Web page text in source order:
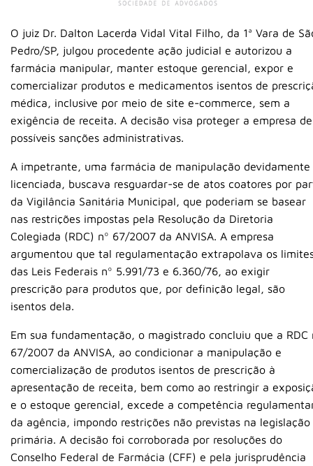
O juiz Dr. Dalton Lacerda Vidal Vital Filho, da 1ª Vara de
Pedro/SP, julgou procedente ação judicial e autorizou a
farmácia manipular, manter estoque gerencial, expor e
comercializar produtos e medicamentos isentos de
médica, inclusive por meio de site e-commerce, sem a
exigência de receita. A decisão visa proteger a empresa de
possíveis sanções administrativas.
A impetrante, uma farmácia de manipulação devidamente
licenciada, buscava resguardar-se de atos coatores por
da Vigilância Sanitária Municipal, que poderiam se basear
nas restrições impostas pela Resolução da Diretoria
Colegiada (RDC) nº 67/2007 da ANVISA. A empresa
argumentou que tal regulamentação extrapolava os
das Leis Federais nº 5.991/73 e 6.360/76, ao exigir
prescrição para produtos que, por definição legal, são
isentos dela.
Em sua fundamentação, o magistrado concluiu que a RDC
67/2007 da ANVISA, ao condicionar a manipulação e
comercialização de produtos isentos de prescrição à
apresentação de receita, bem como ao restringir a
e o estoque gerencial, excede a competência
da agência, impondo restrições não previstas na legislação
primária. A decisão foi corroborada por resoluções do
Conselho Federal de Farmácia (CFF) e pela jurisprudência